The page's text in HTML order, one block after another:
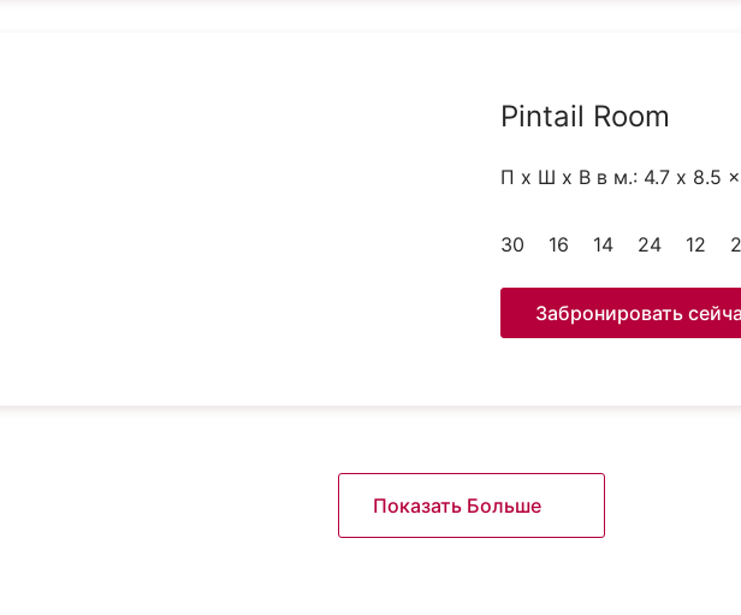
Pintail Room
П x Ш x В в м.: 4.7 x 8.5
30 16 14 24 12
Забронировать
Показать Больше